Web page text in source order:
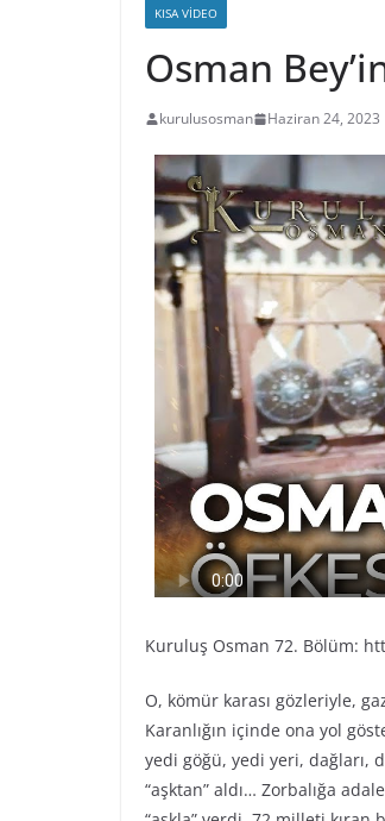
KISA VIDEO
Osman
kurulusosman Haziran 24, 2023
Kuruluş Osman 72. Bölüm:
O, kömür karası gözleriyle,
Karanlığın içinde ona yol
yedi göğü, yedi yeri, dağları,
“aşktan” aldı… Zorbalığa